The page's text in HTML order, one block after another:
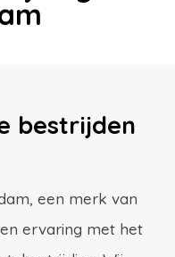
bestrijden
een merk van
ervaring met het